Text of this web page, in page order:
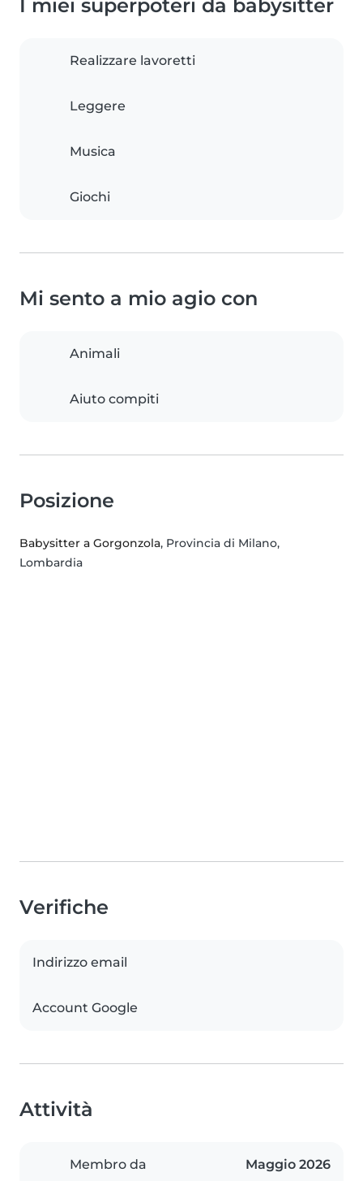
I miei superpoteri da babysitter
Realizzare lavoretti
Leggere
Musica
Giochi
Mi sento a mio agio con
Animali
Aiuto compiti
Posizione
Babysitter a Gorgonzola, Provincia di Milano,
Lombardia
Verifiche
Indirizzo email
Account Google
Attività
Membro da Maggio 2026